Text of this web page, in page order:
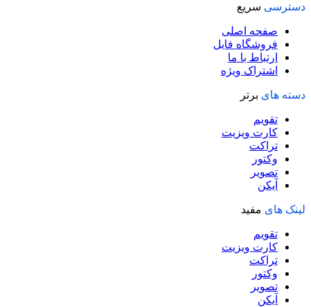
دسترسی سریع
صفحه اصلی
فروشگاه فایل
ارتباط با ما
اشتراک ویژه
دسته های برتر
تقویم
کارت ویزیت
تراکت
وکتور
تصویر
آیکن
لینک های مفید
تقویم
کارت ویزیت
تراکت
وکتور
تصویر
آیکن